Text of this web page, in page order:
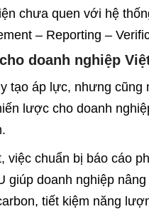
chưa quen với hệ
– Reporting –
doanh nghiệp
tạo áp lực, nhưng cũng
lược cho doanh
việc chuẩn bị báo cáo
giúp doanh nghiệp
tiết kiệm năng